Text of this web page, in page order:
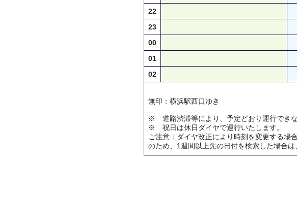
22
23
00
01
02
無印：横浜駅西口ゆき
※ 道路渋滞等により、予定どおり運行できな
※ 祝日は休日ダイヤで運行いたします。
ご注意：ダイヤ改正により時刻を変更する場
のため、1週間以上先の日付を検索した場合